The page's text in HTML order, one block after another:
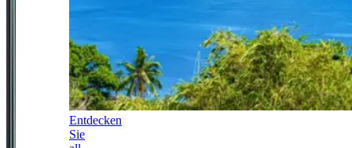
Entdecken
Sie